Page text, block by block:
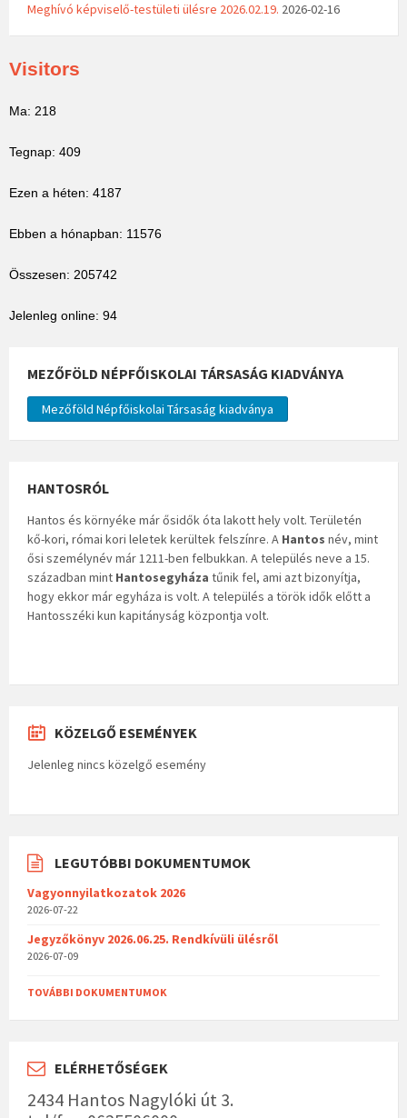
Meghívó képviselő-testületi ülésre 2026.02.19. 2026-02-16
Visitors
Ma: 218
Tegnap: 409
Ezen a héten: 4187
Ebben a hónapban: 11576
Összesen: 205742
Jelenleg online: 94
MEZŐFÖLD NÉPFŐISKOLAI TÁRSASÁG KIADVÁNYA
Mezőföld Népfőiskolai Társaság kiadványa
HANTOSRÓL
Hantos és környéke már ősidők óta lakott hely volt. Területén
kő-kori, római kori leletek kerültek felszínre. A Hantos név, mint
ősi személynév már 1211-ben felbukkan. A település neve a 15.
században mint Hantosegyháza tűnik fel, ami azt bizonyítja,
hogy ekkor már egyháza is volt. A település a török idők előtt a
Hantosszéki kun kapitányság központja volt.
KÖZELGŐ ESEMÉNYEK
Jelenleg nincs közelgő esemény
LEGUTÓBBI DOKUMENTUMOK
Vagyonnyilatkozatok 2026
2026-07-22
Jegyzőkönyv 2026.06.25. Rendkívüli ülésről
2026-07-09
TOVÁBBI DOKUMENTUMOK
ELÉRHETŐSÉGEK
2434 Hantos Nagylóki út 3.